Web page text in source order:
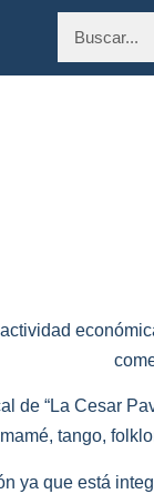
de “La Cesar
tango,
ya que está